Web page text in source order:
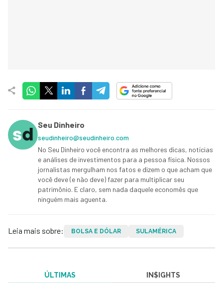
Seu Dinheiro
seudinheiro@seudinheiro.com
No Seu Dinheiro você encontra as melhores dicas, notícias
e análises de investimentos para a pessoa física. Nossos
jornalistas mergulham nos fatos e dizem o que acham que
você deve (e não deve) fazer para multiplicar seu
patrimônio. E claro, sem nada daquele economês que
ninguém mais aguenta.
Leia mais sobre: BOLSA E DÓLAR SULAMÉRICA
ÚLTIMAS IN$IGHTS